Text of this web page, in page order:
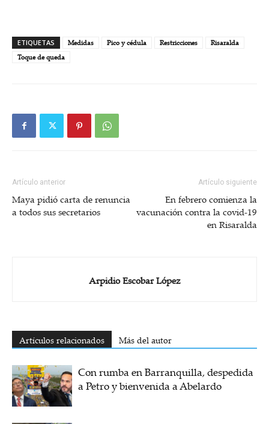
ETIQUETAS Medidas Pico y cédula Restricciones
Risaralda
Toque de queda
Artículo anterior
Maya pidió carta de renuncia
a todos sus secretarios
Artículo siguiente
En febrero comienza la
vacunación contra la covid-19
en Risaralda
Arpidio Escobar López
Artículos relacionados Más del autor
Con rumba en Barranquilla, despedida
a Petro y bienvenida a Abelardo